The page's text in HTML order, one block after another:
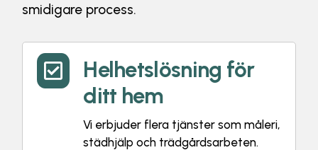
smidigare process.

Helhetslösning för
ditt hem
Vi erbjuder flera tjänster som måleri,
städhjälp och trädgårdsarbeten.